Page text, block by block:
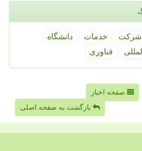
شركت خدمات
دانشگاه
فناوری
صفحه اخبار
بازگشت به صفحه اصلی